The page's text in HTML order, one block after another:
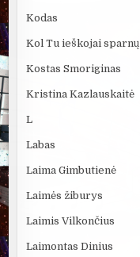
Kodas
Kol Tu ieškojai sparnų
Kostas Smoriginas
Kristina Kazlauskaitė
L
Labas
Laima Gimbutienė
Laimės žiburys
Laimis Vilkončius
Laimontas Dinius